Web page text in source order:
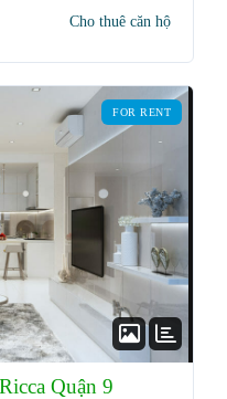
Cho thuê căn hộ
FOR RENT
Quận 9